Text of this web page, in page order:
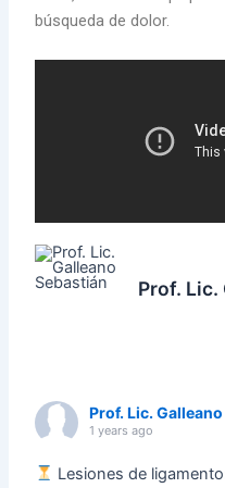
búsqueda de dolor.
Prof. Lic.
Prof. Lic.
1 years ago
Lesiones de